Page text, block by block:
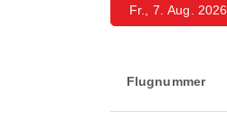
Fr., 7. Aug. 2026
Flugnummer